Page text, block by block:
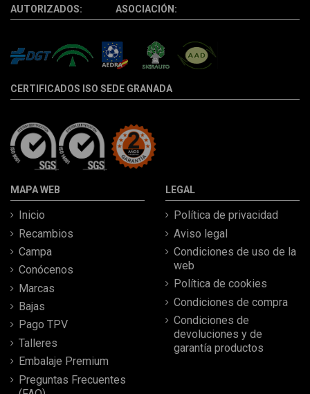
AUTORIZADOS: ASOCIACIÓN:
CERTIFICADOS ISO SEDE GRANADA
MAPA WEB
Inicio
Recambios
Campa
Conócenos
Marcas
Bajas
Pago TPV
Talleres
Embalaje Premium
Preguntas Frecuentes
LEGAL
Política de privacidad
Aviso legal
Condiciones de uso de la
web
Política de cookies
Condiciones de compra
Condiciones de
devoluciones y de
garantía productos